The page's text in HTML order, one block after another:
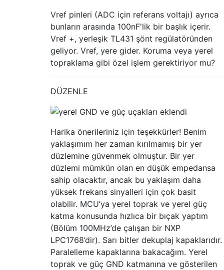
Vref pinleri (ADC için referans voltajı) ayrıca
bunların arasında 100nF'lik bir başlık içerir.
Vref +, yerleşik TL431 şönt regülatöründen
geliyor. Vref, yere gider. Koruma veya yerel
topraklama gibi özel işlem gerektiriyor mu?
DÜZENLE
Harika önerileriniz için teşekkürler! Benim
yaklaşımım her zaman kırılmamış bir yer
düzlemine güvenmek olmuştur. Bir yer
düzlemi mümkün olan en düşük empedansa
sahip olacaktır, ancak bu yaklaşım daha
yüksek frekans sinyalleri için çok basit
olabilir. MCU’ya yerel toprak ve yerel güç
katma konusunda hızlıca bir bıçak yaptım
(Bölüm 100MHz’de çalışan bir NXP
LPC1768’dir). Sarı bitler dekuplaj kapaklarıdır.
Paralelleme kapaklarına bakacağım. Yerel
toprak ve güç GND katmanına ve gösterilen